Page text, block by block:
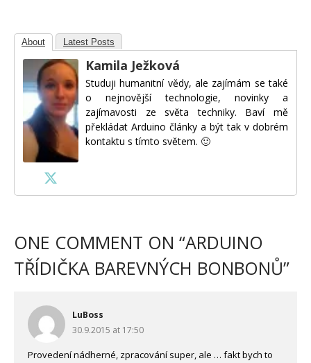
About Latest Posts
Kamila Ježková
Studuji humanitní vědy, ale zajímám se také
o nejnovější technologie, novinky a
zajímavosti ze světa techniky. Baví mě
překládat Arduino články a být tak v dobrém
kontaktu s tímto světem. 🙂
ONE COMMENT ON “ARDUINO
TŘÍDIČKA BAREVNÝCH BONBONŮ”
LuBoss
30.9.2015 at 17:50
Provedení nádherné, zpracování super, ale … fakt bych to